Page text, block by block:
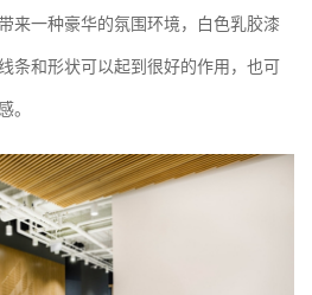
来一种豪华的氛围环境，白色乳胶漆
条和形状可以起到很好的作用，也可
。